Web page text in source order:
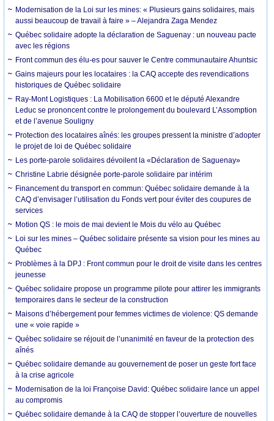
Modernisation de la Loi sur les mines: « Plusieurs gains solidaires, mais
aussi beaucoup de travail à faire » – Alejandra Zaga Mendez
Québec solidaire adopte la déclaration de Saguenay : un nouveau pacte
avec les régions
Front commun des élu-es pour sauver le Centre communautaire Ahuntsic
Gains majeurs pour les locataires : la CAQ accepte des revendications
historiques de Québec solidaire
Ray-Mont Logistiques : La Mobilisation 6600 et le député Alexandre
Leduc se prononcent contre le prolongement du boulevard L’Assomption
et de l’avenue Souligny
Protection des locataires aînés: les groupes pressent la ministre d’adopter
le projet de loi de Québec solidaire
Les porte-parole solidaires dévoilent la «Déclaration de Saguenay»
Christine Labrie désignée porte-parole solidaire par intérim
Financement du transport en commun: Québec solidaire demande à la
CAQ d’envisager l’utilisation du Fonds vert pour éviter des coupures de
services
Motion QS : le mois de mai devient le Mois du vélo au Québec
Loi sur les mines – Québec solidaire présente sa vision pour les mines au
Québec
Problèmes à la DPJ : Front commun pour le droit de visite dans les centres
jeunesse
Québec solidaire propose un programme pilote pour attirer les immigrants
temporaires dans le secteur de la construction
Maisons d’hébergement pour femmes victimes de violence: QS demande
une « voie rapide »
Québec solidaire se réjouit de l’unanimité en faveur de la protection des
aînés
Québec solidaire demande au gouvernement de poser un geste fort face
à la crise agricole
Modernisation de la loi Françoise David: Québec solidaire lance un appel
au compromis
Québec solidaire demande à la CAQ de stopper l’ouverture de nouvelles